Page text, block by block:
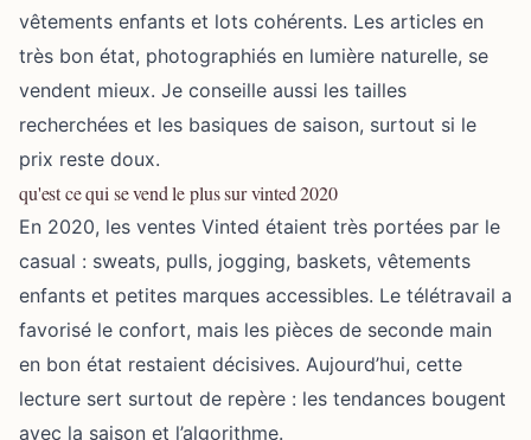
vêtements enfants et lots cohérents. Les articles en
très bon état, photographiés en lumière naturelle, se
vendent mieux. Je conseille aussi les tailles
recherchées et les basiques de saison, surtout si le
prix reste doux.
qu'est ce qui se vend le plus sur vinted 2020
En 2020, les ventes Vinted étaient très portées par le
casual : sweats, pulls, jogging, baskets, vêtements
enfants et petites marques accessibles. Le télétravail a
favorisé le confort, mais les pièces de seconde main
en bon état restaient décisives. Aujourd’hui, cette
lecture sert surtout de repère : les tendances bougent
avec la saison et l’algorithme.